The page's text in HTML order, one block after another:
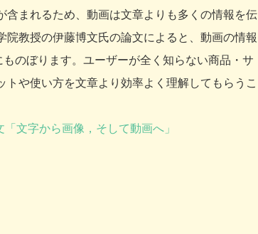
含まれるため、動画は文章よりも多くの情報を伝
院教授の伊藤博文氏の論文によると、動画の情報
のぼります。ユーザーが全く知らない商品・サ
トや使い方を文章より効率よく理解してもらうこ
文字から画像，そして動画へ」